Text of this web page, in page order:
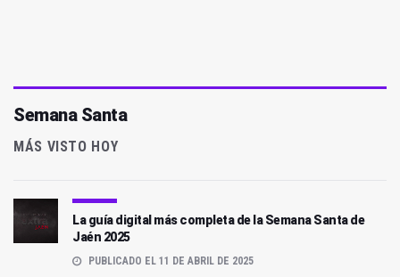
Semana Santa
MÁS VISTO HOY
La guía digital más completa de la Semana Santa de
Jaén 2025
PUBLICADO EL 11 DE ABRIL DE 2025